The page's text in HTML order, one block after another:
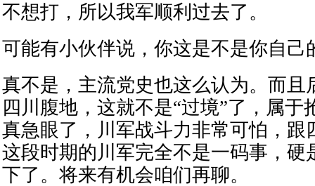
不想打，所以我军顺利过去了。
可能有小伙伴说，你这是不是你自己
真不是，主流党史也这么认为。而且
四川腹地，这就不是“过境”了，属于
真急眼了，川军战斗力非常可怕，跟
这段时期的川军完全不是一码事，硬
下了。将来有机会咱们再聊。